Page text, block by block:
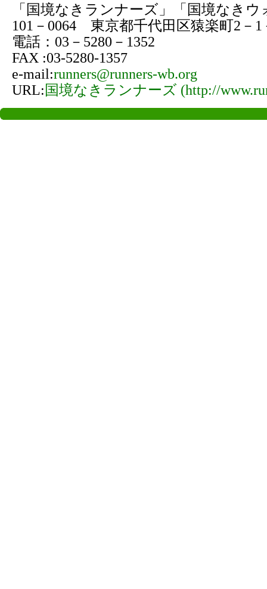
「国境なきランナーズ」「国境なき
101－0064 東京都千代田区猿楽町2－
電話：03－5280－1352
FAX :03-5280-1357
e-mail:runners@runners-wb.org
URL:国境なきランナーズ (http://